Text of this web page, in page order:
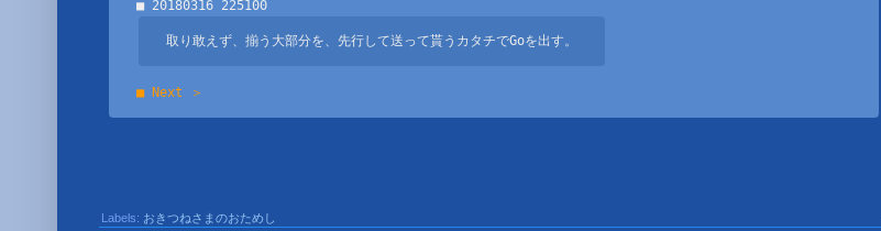
取り敢えず、揃う大部分を、先行して送って貰うカタチでGoを出す。
■ Next ＞
Labels: おきつねさまのおためし